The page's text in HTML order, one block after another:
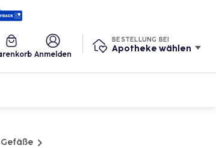
Anmelden
BESTELLUNG BEI
Apotheke wählen
Gefäße